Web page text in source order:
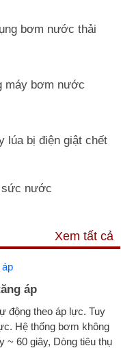
bơm nước thải
máy bơm nước
lúa bị điện giật chết
sức nước
Xem tất cả
áp
động theo áp lực. Tuy
Hệ thống bơm không
~ 60 giây, Dòng tiêu thụ